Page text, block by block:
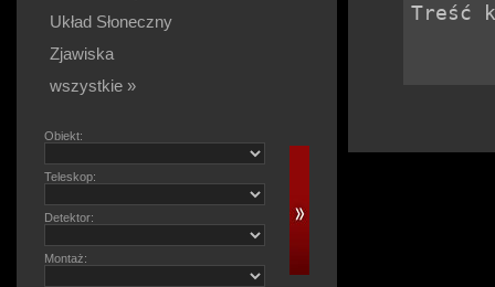
Układ Słoneczny
Zjawiska
wszystkie »
Obiekt:
Teleskop:
Detektor:
Montaż: